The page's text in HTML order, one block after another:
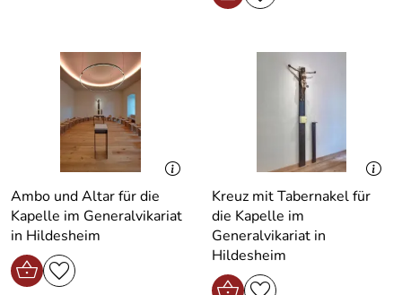
Ambo und Altar für die
Kapelle im Generalvikariat
in Hildesheim
Kreuz mit Tabernakel für
die Kapelle im
Generalvikariat in
Hildesheim